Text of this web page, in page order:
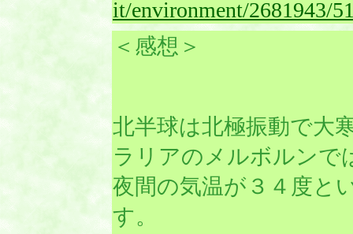
it/environment/2681943/
＜感想＞
北半球は北極振動で大
ラリアのメルボルンで
夜間の気温が３４度と
す。